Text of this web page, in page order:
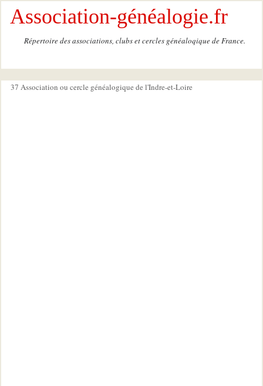
Association-généalogie.fr
Répertoire des associations, clubs et cercles généaloqique de France.
37 Association ou cercle généalogique de l'Indre-et-Loire